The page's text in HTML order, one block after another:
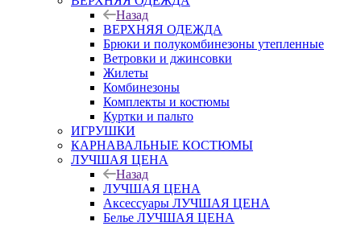
Назад
ВЕРХНЯЯ ОДЕЖДА
Брюки и полукомбинезоны утепленные
Ветровки и джинсовки
Жилеты
Комбинезоны
Комплекты и костюмы
Куртки и пальто
ИГРУШКИ
КАРНАВАЛЬНЫЕ КОСТЮМЫ
ЛУЧШАЯ ЦЕНА
Назад
ЛУЧШАЯ ЦЕНА
Аксессуары ЛУЧШАЯ ЦЕНА
Белье ЛУЧШАЯ ЦЕНА